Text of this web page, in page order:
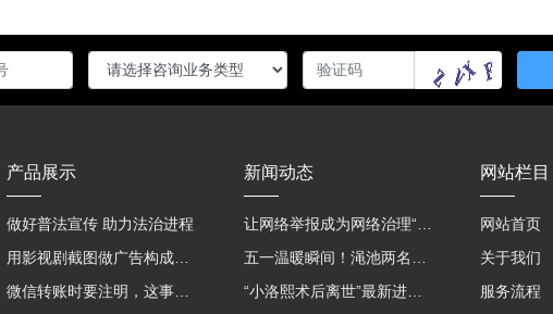
产品展示
做好普法宣传 助力法治进程
新闻动态
“小洛熙术后离世”最新进展：医疗事故鉴定已启动
网站栏目
网站首页
关于我们
服务流程